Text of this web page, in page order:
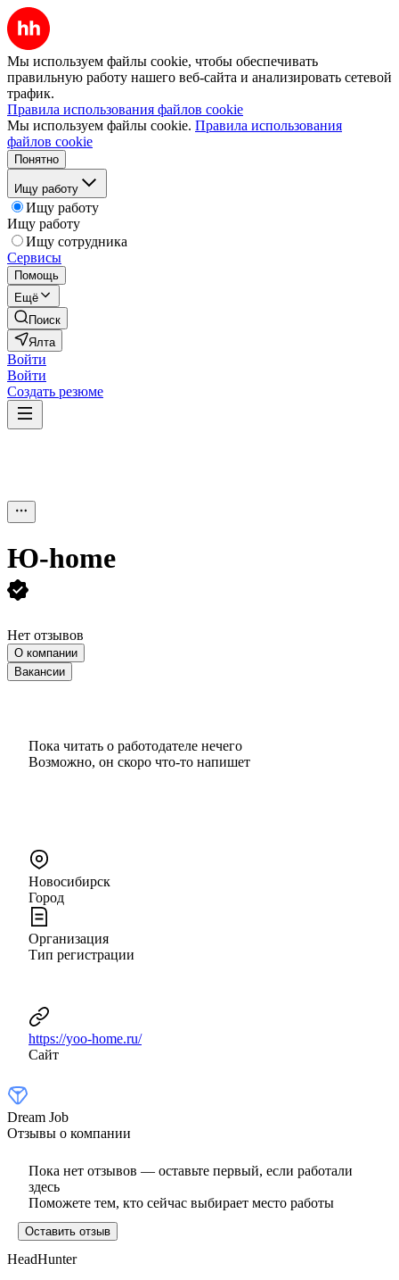
Мы используем файлы cookie, чтобы обеспечивать
правильную работу нашего веб-сайта и анализировать сетевой
трафик.
Правила использования файлов cookie
Мы используем файлы cookie. Правила использования
файлов cookie
Понятно
Ищу работу
Ищу работу
Ищу работу
Ищу сотрудника
Сервисы
Помощь
Ещё
Поиск
Ялта
Войти
Войти
Создать резюме
Ю-home
Нет отзывов
О компании
Вакансии
Пока читать о работодателе нечего
Возможно, он скоро что‑то напишет
Новосибирск
Город
Организация
Тип регистрации
https://yoo-home.ru/
Сайт
Dream Job
Отзывы о компании
Пока нет отзывов — оставьте первый, если работали
здесь
Поможете тем, кто сейчас выбирает место работы
Оставить отзыв
HeadHunter